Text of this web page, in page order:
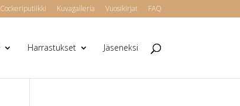
Cockeriputiikki Kuvagalleria Vuosikirjat FAQ
Harrastukset Jäseneksi